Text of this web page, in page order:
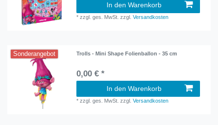
In den Warenkorb
*zzgl. ges. MwSt. zzgl.Versandkosten
Sonderangebot Trolls - Mini Shape Folienballon - 35 cm
0,00 € *
In den Warenkorb
*zzgl. ges. MwSt. zzgl.Versandkosten